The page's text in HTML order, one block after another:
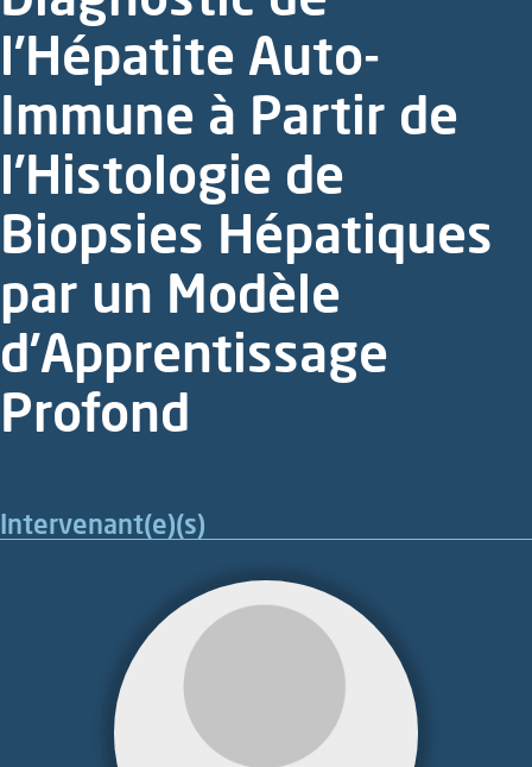
l’Hépatite Auto-
Immune à Partir de
l’Histologie de
Biopsies Hépatiques
par un Modèle
d’Apprentissage
Profond
Intervenant(e)(s)